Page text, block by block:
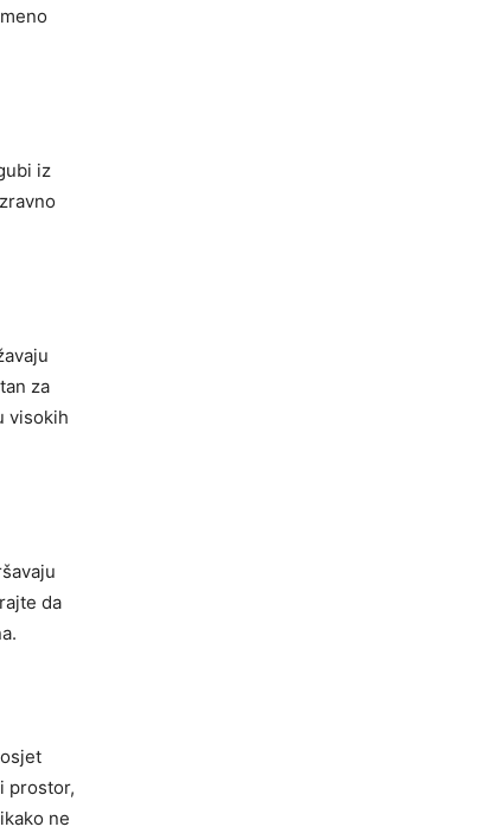
iz
za
visokih
da
prostor,
ne